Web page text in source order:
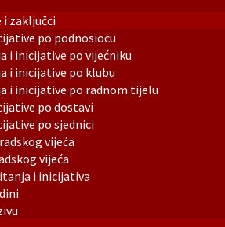
zaključci
po podnosiocu
i inicijative po vijećniku
i inicijative po klubu
i inicijative po radnom tijelu
po dostavi
po sjednici
vijeća
vijeća
i inicijativa